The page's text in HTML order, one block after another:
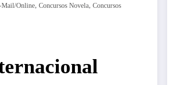
Mail/online, Concursos Novela, Concursos